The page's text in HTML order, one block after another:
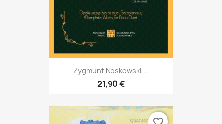
Zygmunt Noskowski,...
21,90 €